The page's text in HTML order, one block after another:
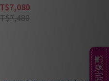
特別優惠